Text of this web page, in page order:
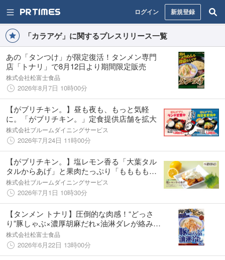
ログイン 新規登録
「カラアゲ」に関するプレスリリース一覧
あの「タンつけ」が限定復活！タンメン専門
店「トナリ」で8月12日より期間限定販売
株式会社松富士食品
2026年8月7日 10時00分
【がブリチキン。】昼も夜も、もっと気軽
に。「がブリチキン。」定食提供店舗を拡大
株式会社ブルームダイニングサービス
2026年7月24日 11時00分
【がブリチキン。】塩レモン香る「大葉タル
タルからあげ」と果肉たっぷり「ももももハ
イボール」が夏限定で登場！
株式会社ブルームダイニングサービス
2026年7月1日 10時30分
【タンメン トナリ】圧倒的な肉感！“どっさ
り”豚しゃぶ×濃厚胡麻だれ×油淋ダレが絡み合
う、夏季限定の新作『豚しゃぶ油淋冷し』が6
月24日（水）より新登場！
株式会社松富士食品
2026年6月22日 13時00分